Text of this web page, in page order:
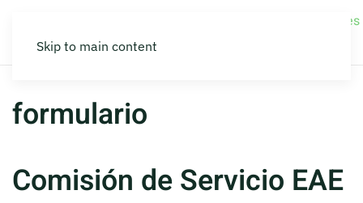
Skip to main content
Escuela
Elecciones
formulario
Comisión de Servicio EAE